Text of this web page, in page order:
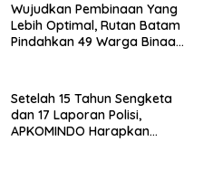
Wujudkan Pembinaan Yang
Lebih Optimal, Rutan Batam
Pindahkan 49 Warga Binaan
Setelah 15 Tahun Sengketa
dan 17 Laporan Polisi,
APKOMINDO Harapkan